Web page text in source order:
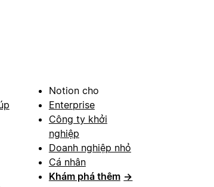
Notion cho
Enterprise
Công ty khởi
nghiệp
Doanh nghiệp nhỏ
Cá nhân
Khám phá thêm →